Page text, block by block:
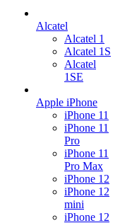
Alcatel
Alcatel 1
Alcatel 1S
Alcatel
1SE
Apple iPhone
iPhone 11
iPhone 11
Pro
iPhone 11
Pro Max
iPhone 12
iPhone 12
mini
iPhone 12